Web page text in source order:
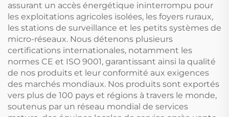
assurant un accès énergétique ininterrompu pour
les exploitations agricoles isolées, les foyers ruraux,
les stations de surveillance et les petits systèmes de
micro-réseaux. Nous détenons plusieurs
certifications internationales, notamment les
normes CE et ISO 9001, garantissant ainsi la qualité
de nos produits et leur conformité aux exigences
des marchés mondiaux. Nos produits sont exportés
vers plus de 100 pays et régions à travers le monde,
soutenus par un réseau mondial de services